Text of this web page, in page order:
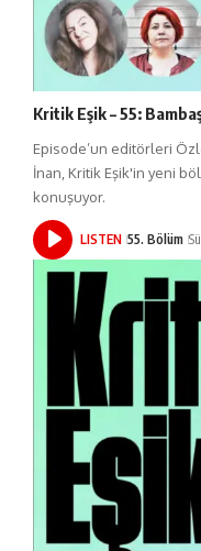
Kritik Eşik – 55:
Episode’un editörleri
İnan, Kritik Eşik'in yeni
konuşuyor.
LISTEN 55. Bölüm